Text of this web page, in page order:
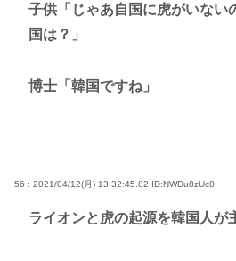
子供「じゃあ自国に虎がいない
国は？」
博士「韓国ですね」
56 : 2021/04/12(月) 13:32:45.82 ID:NWDu8zUc0
ライオンと虎の起源を韓国人が